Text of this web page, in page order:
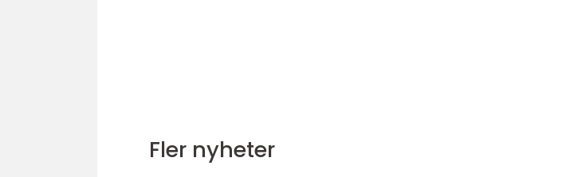
Fler nyheter